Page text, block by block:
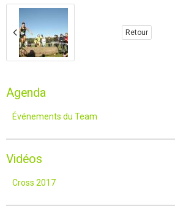
Retour
Agenda
Événements du Team
Vidéos
Cross 2017